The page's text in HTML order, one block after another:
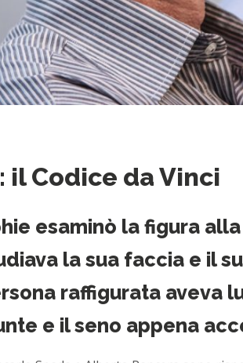
Codice da Vinci
esaminò la figura
la sua faccia e il
raffigurata aveva
e il seno appena